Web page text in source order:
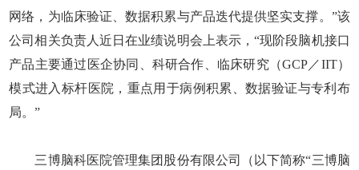
网络，为临床验证、数据积累与产品迭代提供坚实支撑。”该
公司相关负责人近日在业绩说明会上表示，“现阶段脑机接口
产品主要通过医企协同、科研合作、临床研究（GCP／IIT）
模式进入标杆医院，重点用于病例积累、数据验证与专利布
局。”
三博脑科医院管理集团股份有限公司（以下简称“三博脑